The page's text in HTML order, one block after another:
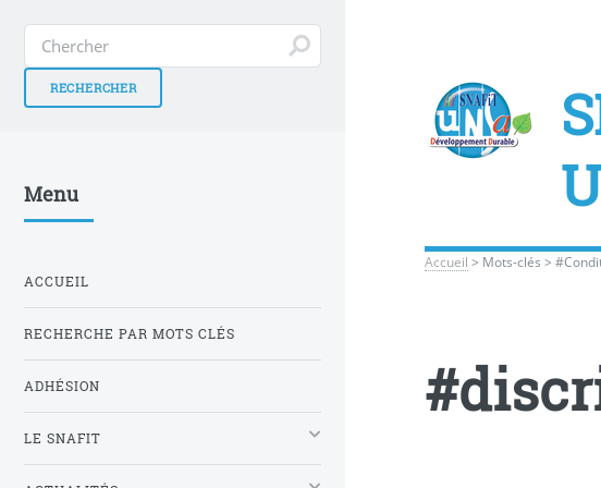
Accueil > Mots-clés >
Menu
ACCUEIL
RECHERCHE PAR MOTS CLÉS
ADHÉSION
LE SNAFIT